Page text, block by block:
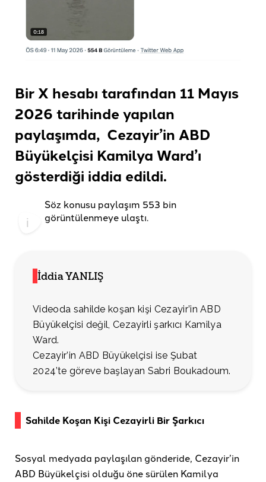
Bir X hesabı tarafından 11 Mayıs
2026 tarihinde yapılan
paylaşımda, Cezayir’in ABD
Büyükelçisi Kamilya Ward’ı
gösterdiği iddia edildi.
Söz konusu paylaşım 553 bin
görüntülenmeye ulaştı.
İddia YANLIŞ
Videoda sahilde koşan kişi Cezayir’in ABD
Büyükelçisi değil, Cezayirli şarkıcı Kamilya
Ward.
Cezayir’in ABD Büyükelçisi ise Şubat
2024’te göreve başlayan Sabri Boukadoum.
Sahilde Koşan Kişi Cezayirli Bir Şarkıcı
Sosyal medyada paylaşılan gönderide, Cezayir’in
ABD Büyükelçisi olduğu öne sürülen Kamilya